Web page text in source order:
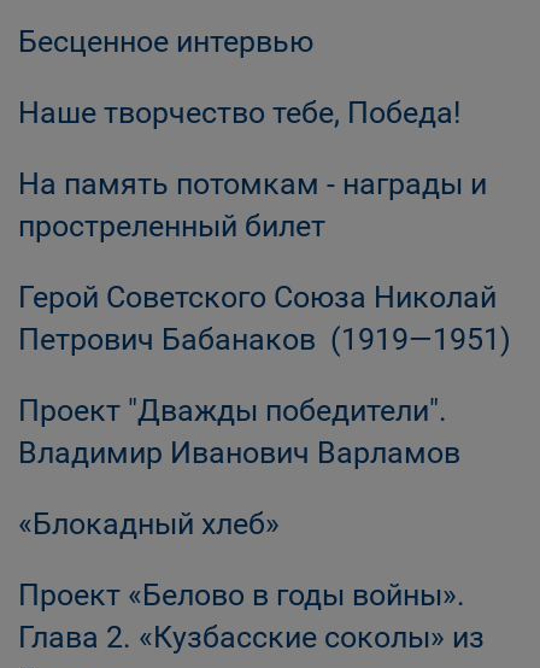
Бесценное интервью
Наше творчество тебе, Победа!
На память потомкам - награды и
простреленный билет
Герой Советского Союза Николай
Петрович Бабанаков (1919—1951)
Проект "Дважды победители".
Владимир Иванович Варламов
«Блокадный хлеб»
Проект «Белово в годы войны».
Глава 2. «Кузбасские соколы» из